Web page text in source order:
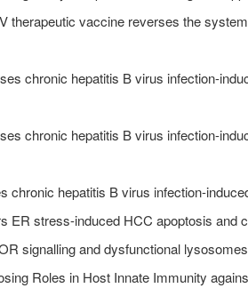
vaccine reverses the
chronic hepatitis B virus infection-
chronic hepatitis B virus infection-
chronic hepatitis B virus infection-
ER stress-induced HCC apoptosis and
signalling and dysfunctional
Roles in Host Innate Immunity